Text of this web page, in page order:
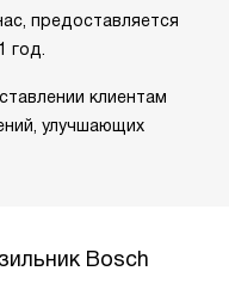
предоставляется
год.
клиентам
улучшающих
Bosch